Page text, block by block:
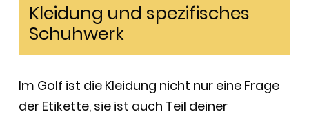
Kleidung und spezifisches
Schuhwerk
Im Golf ist die Kleidung nicht nur eine Frage
der Etikette, sie ist auch Teil deiner